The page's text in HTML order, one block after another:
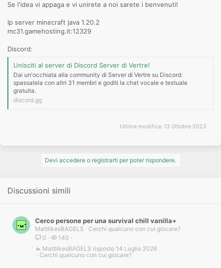
Se l'idea vi appaga e vi unirete a noi sarete i benvenuti!
Ip server minecraft java 1.20.2
mc31.gamehosting.it:12329
Discord:
Unisciti al server di Discord Server di Vertre!
Dai un'occhiata alla community di Server di Vertre su Discord:
spassatela con altri 31 membri e goditi la chat vocale e testuale
gratuita.
discord.gg
Ultima modifica: 13 Ottobre 2023
Devi accedere o registrarti per poter rispondere.
Discussioni simili
Cerco persone per una survival chill vanilla+
MattlikesBAGELS
Cerchi qualcuno con cui giocare?
0
140
Cerchi qualcuno con cui giocare?
14 Luglio 2026
MattlikesBAGELS